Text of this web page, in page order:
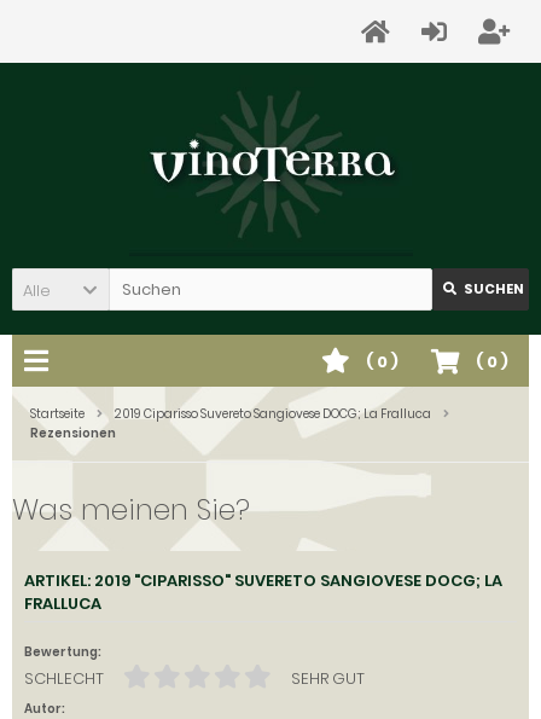
Alle SUCHEN
( 0)
( 0)
Startseite
2019 Ciparisso Suvereto Sangiovese DOCG; La Fralluca
Rezensionen
Was meinen Sie?
ARTIKEL: 2019 "CIPARISSO" SUVERETO SANGIOVESE DOCG; LA
FRALLUCA
Bewertung:
SCHLECHT SEHR GUT
Autor: